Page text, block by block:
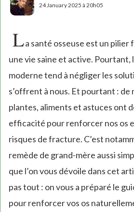
24 January 2025 à 20h05
La santé osseuse est un
une vie saine et active. Pourtant,
moderne tend à négliger les
s’offrent à nous. Et pourtant : de
plantes, aliments et astuces ont
efficacité pour renforcer nos os
risques de fracture. C’est
remède de grand-mère aussi
que l’on vous dévoile dans cet
pas tout : on vous a préparé le
pour renforcer vos os